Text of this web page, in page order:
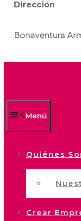
Dirección
Bonaventura
Menú
Quiénes
Crear